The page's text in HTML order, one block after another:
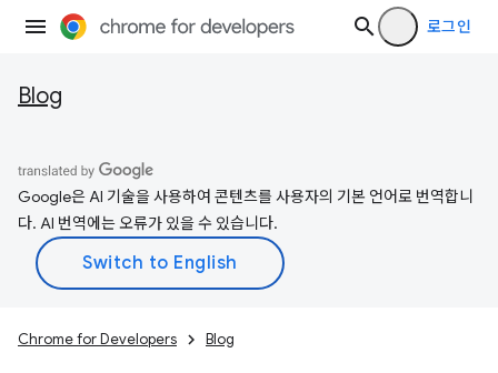
로그인
Blog
Google은 AI 기술을 사용하여 콘텐츠를 사용자의 기본 언어로 번역합니
다. AI 번역에는 오류가 있을 수 있습니다.
Chrome for Developers Blog